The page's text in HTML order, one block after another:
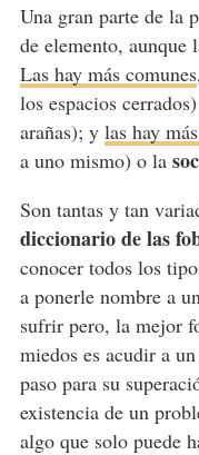
Una gran parte de la
de elemento, aunque
Las hay más comunes
los espacios
arañas); y las hay
a uno mismo) o la
Son tantas y tan
diccionario de las
conocer todos los
a ponerle nombre a
sufrir pero, la mejor
miedos es acudir a
paso para su
existencia de un
algo que solo puede